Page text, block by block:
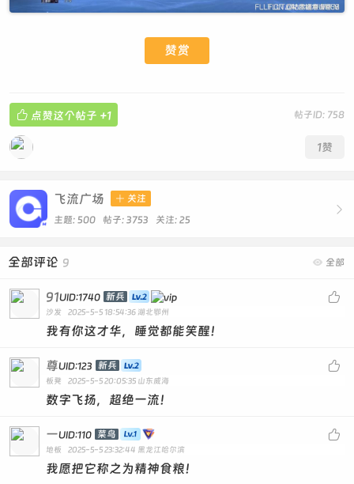
赞赏
帖子ID: 758
 点赞这个帖子 +1
1赞

飞流广场  关注
主题: 500 帖子: 3753 关注: 25
 全部
全部评论 9

91UID:1740 新兵
沙发 2025-5-5 18:54:36 湖北鄂州
我有你这才华，睡觉都能笑醒！

尊UID:123 新兵
板凳 2025-5-5 20:05:35 山东威海
数字飞扬，超绝一流！

一UID:110 菜鸟
地板 2025-5-5 23:32:44 黑龙江哈尔滨
我愿把它称之为精神食粮！